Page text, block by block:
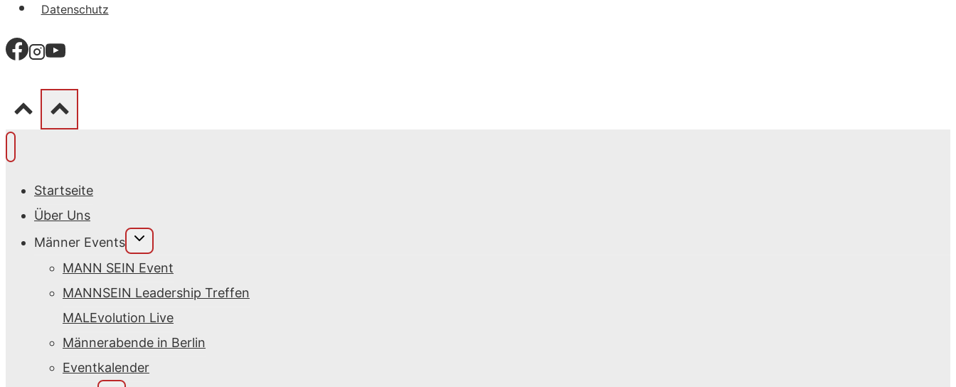
Datenschutz
Startseite
Über Uns
Männer Events
Untermenü
umschalten
MANN SEIN Event
MANNSEIN Leadership Treffen
MALEvolution Live
Männerabende in Berlin
Eventkalender